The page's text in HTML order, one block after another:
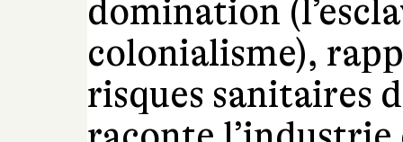
domination
colonialisme),
risques sanitaires